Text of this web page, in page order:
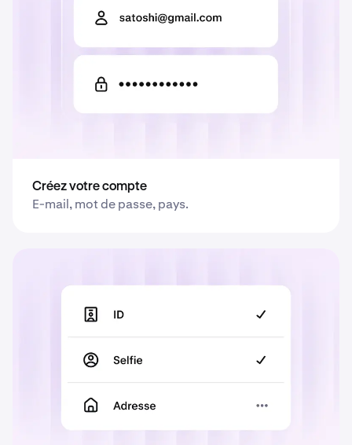
Créez votre compte
E-mail, mot de passe, pays.